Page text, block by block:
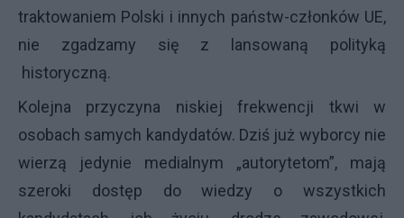
traktowaniem Polski i innych państw-członków UE,
nie zgadzamy się z lansowaną polityką
historyczną.
Kolejna przyczyna niskiej frekwencji tkwi w
osobach samych kandydatów. Dziś już wyborcy nie
wierzą jedynie medialnym „autorytetom”, mają
szeroki dostęp do wiedzy o wszystkich